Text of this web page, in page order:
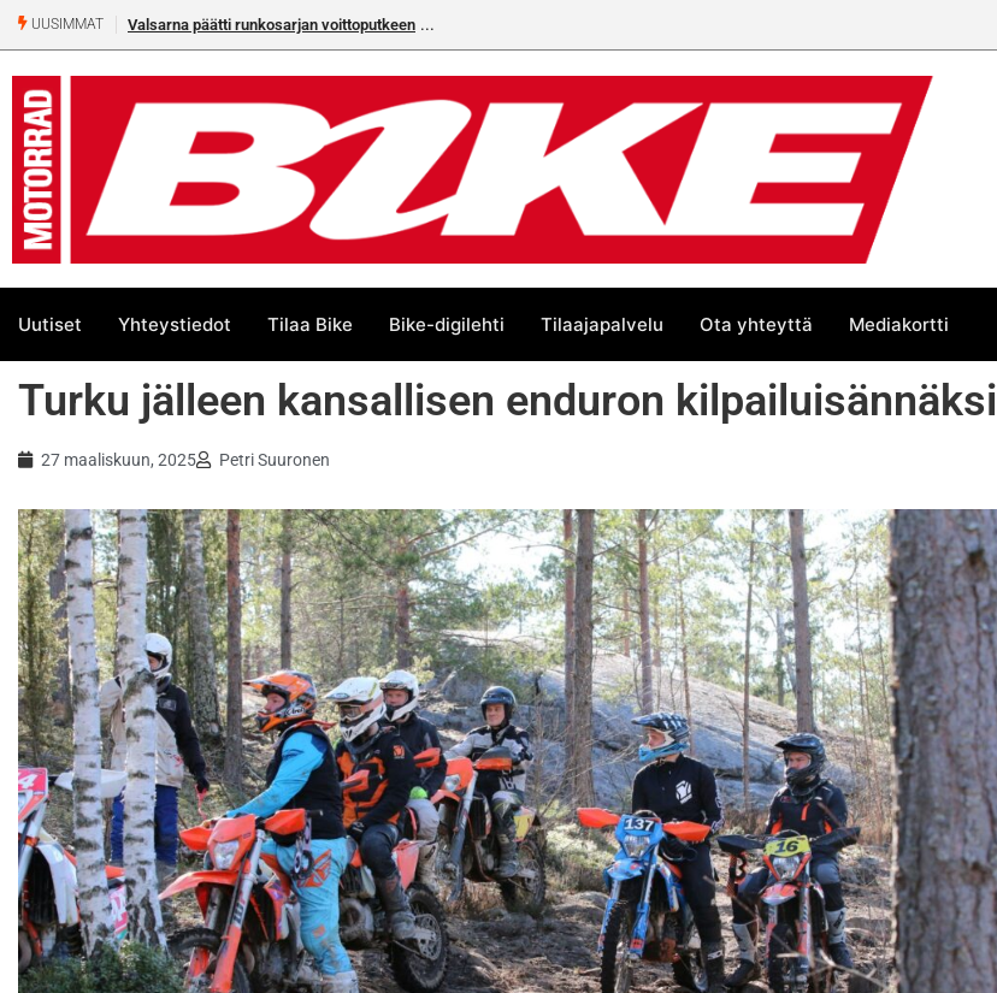
UUSIMMAT Valsarna päätti runkosarjan voittoputkeen
numeroa!
Uutiset Yhteystiedot Tilaa Bike Bike-digilehti Tilaajapalvelu Ota yhteyttä Mediakortti
Turku jälleen kansallisen enduron kilpailuisännäksi
27 maaliskuun, 2025 Petri Suuronen